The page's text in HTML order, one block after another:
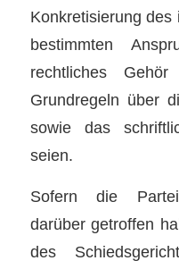
Konkretisierung des
bestimmten
rechtliches
Grundregeln über
sowie das
seien.
Sofern die
darüber getroffen
des